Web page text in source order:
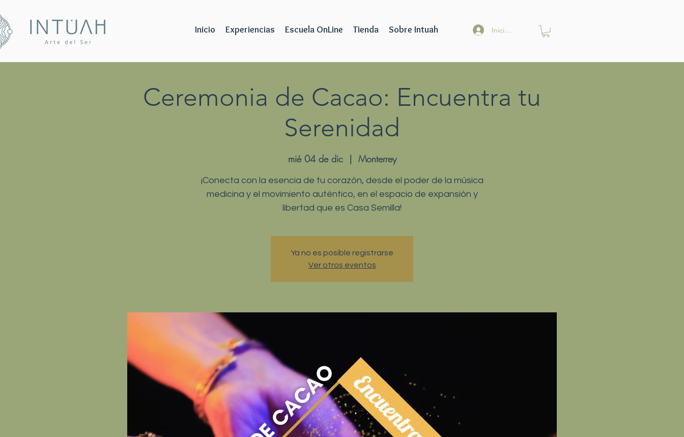
Inicio Experiencias Escuela OnLine Tienda Sobre Intuah Iniciar sesión
Ceremonia de Cacao: Encuentra tu
Serenidad
mié 04 de dic
  |
Monterrey
¡Conecta con la esencia de tu corazón, desde el poder de la música
medicina y el movimiento auténtico, en el espacio de expansión y
libertad que es Casa Semilla!
Ya no es posible registrarse
Ver otros eventos